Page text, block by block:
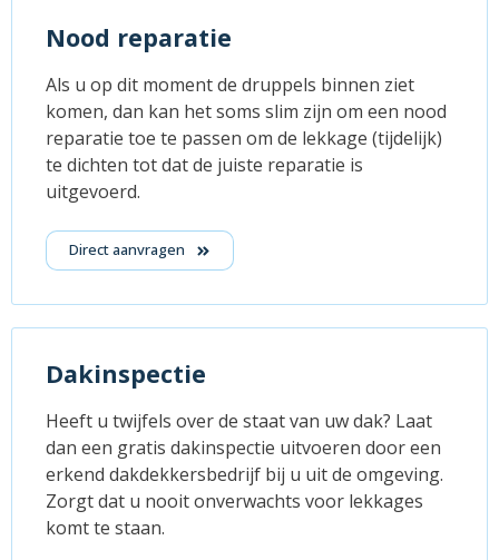
Nood reparatie
Als u op dit moment de druppels binnen ziet
komen, dan kan het soms slim zijn om een nood
reparatie toe te passen om de lekkage (tijdelijk)
te dichten tot dat de juiste reparatie is
uitgevoerd.
Direct aanvragen
Dakinspectie
Heeft u twijfels over de staat van uw dak? Laat
dan een gratis dakinspectie uitvoeren door een
erkend dakdekkersbedrijf bij u uit de omgeving.
Zorgt dat u nooit onverwachts voor lekkages
komt te staan.